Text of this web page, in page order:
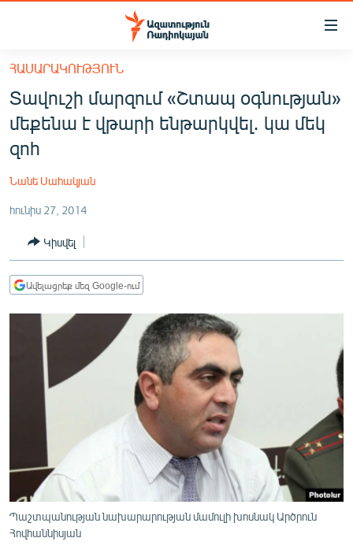
Մատչելիության
հիմնական
բովանդակությանը
Անցնել
հիմնական
մենյուին
ՀԱՅԱՍՏԱՆ
ՔԱՂԱՔԱԿԱՆ
ՏՆՏԵՍՈՒԹՅՈՒՆ
ՂԱՐԱԲԱՂ
ՏԱՐԱԾԱՇՐՋԱՆ
ՄԻՋԱԶԳԱՅԻՆ
ՄՇԱԿՈՒՅԹ
ՍՊՈՐՏ
ՄԵԿՆԱԲԱՆՈՒԹՅՈՒՆ
ՏՏ ԵՒ ԻՆՏԵՐՆԵՏ
ԱՐԽԻՎ
ՀԱՍԱՐԱԿՈՒԹՅՈՒՆ
Տավուշի մարզում «Շտապ օգնության»
մեքենա է վթարի ենթարկվել․ կա մեկ
զոհ
Նանե Սահակյան
հունիս 27, 2014
Կիսվել
Ավելացրեք մեզ Google-ում
Պաշտպանության նախարարության մամուլի խոսնակ Արծրուն
Հովհաննիսյան